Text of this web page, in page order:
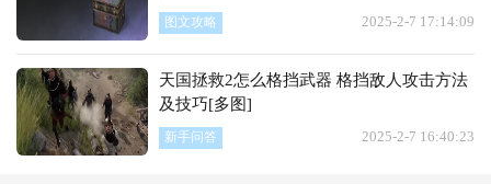
图文攻略 2025-2-7 17:14:09
天国拯救2怎么格挡武器 格挡敌人攻击方法
及技巧[多图]
新手问答 2025-2-7 16:40:23